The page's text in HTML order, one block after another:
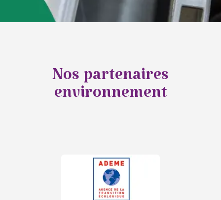
Nos partenaires
environnement